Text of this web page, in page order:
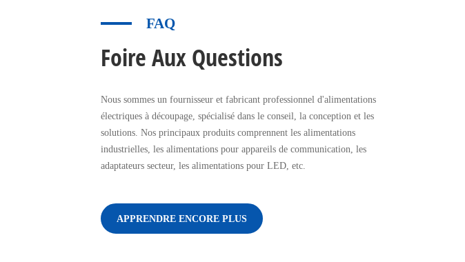
FAQ
Foire Aux Questions
Nous sommes un fournisseur et fabricant professionnel d'alimentations
électriques à découpage, spécialisé dans le conseil, la conception et les
solutions. Nos principaux produits comprennent les alimentations
industrielles, les alimentations pour appareils de communication, les
adaptateurs secteur, les alimentations pour LED, etc.
APPRENDRE ENCORE PLUS